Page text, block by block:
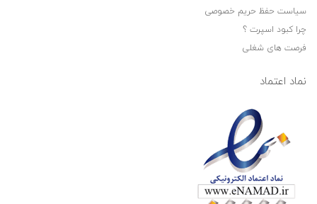
سیاست حفظ حریم خصوصی
چرا کبود اسپرت ؟
فرصت های شغلی
نماد اعتماد